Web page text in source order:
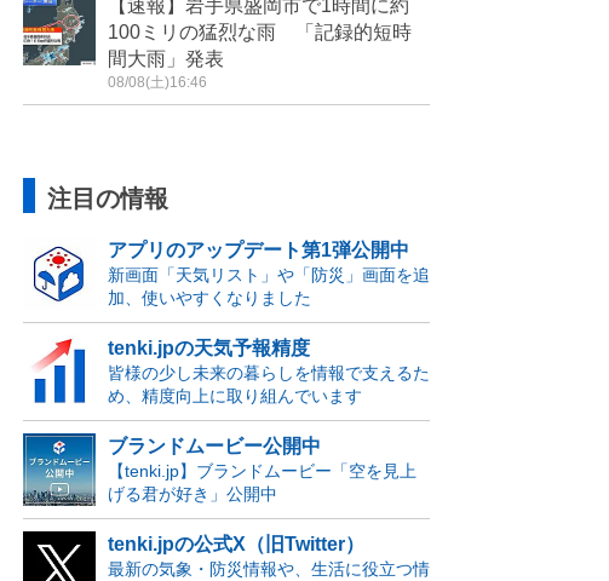
【速報】岩手県盛岡市で1時間に約
100ミリの猛烈な雨 「記録的短時
間大雨」発表
08/08(土)16:46
注目の情報
アプリのアップデート第1弾公開中
新画面「天気リスト」や「防災」画面を追
加、使いやすくなりました
tenki.jpの天気予報精度
皆様の少し未来の暮らしを情報で支えるた
め、精度向上に取り組んでいます
ブランドムービー公開中
【tenki.jp】ブランドムービー「空を見上
げる君が好き」公開中
tenki.jpの公式X（旧Twitter）
最新の気象・防災情報や、生活に役立つ情